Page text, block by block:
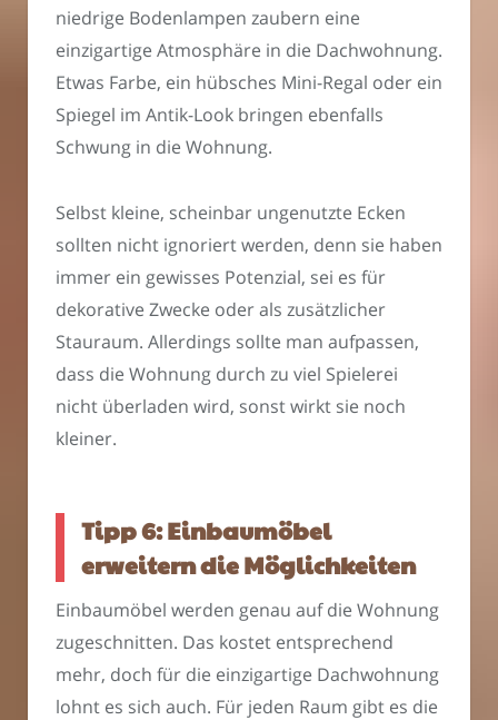
niedrige Bodenlampen zaubern eine
einzigartige Atmosphäre in die Dachwohnung.
Etwas Farbe, ein hübsches Mini-Regal oder ein
Spiegel im Antik-Look bringen ebenfalls
Schwung in die Wohnung.
Selbst kleine, scheinbar ungenutzte Ecken
sollten nicht ignoriert werden, denn sie haben
immer ein gewisses Potenzial, sei es für
dekorative Zwecke oder als zusätzlicher
Stauraum. Allerdings sollte man aufpassen,
dass die Wohnung durch zu viel Spielerei
nicht überladen wird, sonst wirkt sie noch
kleiner.
Tipp 6: Einbaumöbel
erweitern die Möglichkeiten
Einbaumöbel werden genau auf die Wohnung
zugeschnitten. Das kostet entsprechend
mehr, doch für die einzigartige Dachwohnung
lohnt es sich auch. Für jeden Raum gibt es die